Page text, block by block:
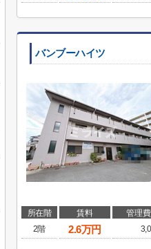
バンブーハイツ
所在階 賃料 管理
2階
2.6万円